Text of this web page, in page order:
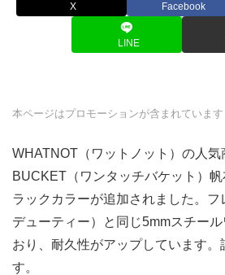
X Facebook
LINE
本ページはプロモーションが含まれています
WHATNOT（ワットノット）の人気
BUCKET（ワンタッチバケット）
ラックカラーが追加されました。
デューティー）と同じ5mmスチー
おり、耐久性がアップしています。
す。